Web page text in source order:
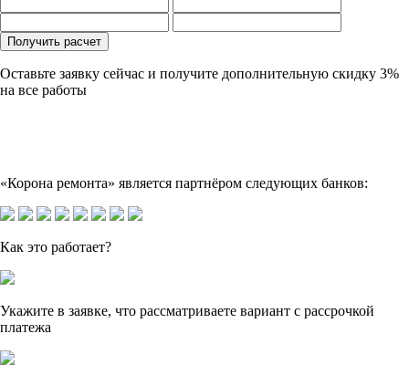
Оставьте заявку сейчас и получите дополнительную скидку 3%
на все работы
«Корона ремонта» является партнёром следующих банков:
Как это работает?
Укажите в заявке, что рассматриваете вариант с рассрочкой
платежа